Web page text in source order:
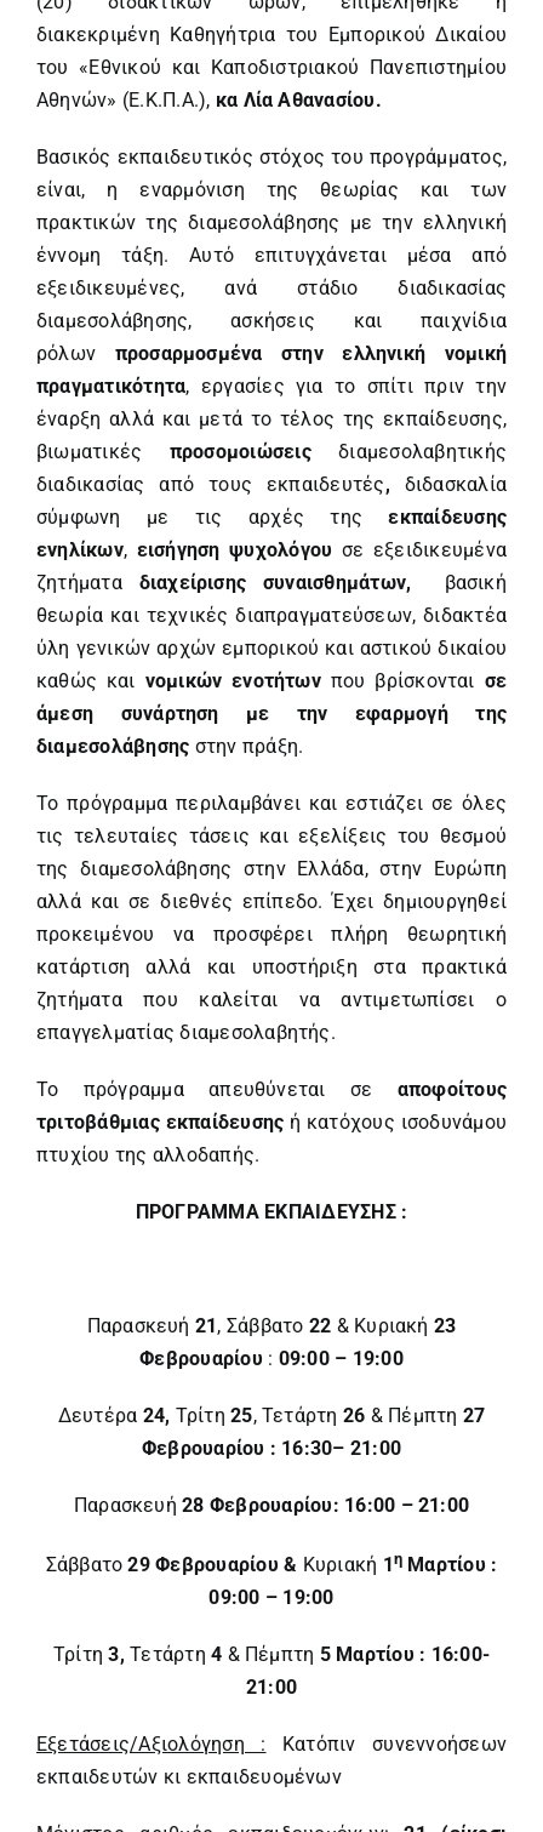
διακεκριμένη Καθηγήτρια του Εμπορικού Δικαίου
του «Εθνικού και Καποδιστριακού Πανεπιστημίου
Αθηνών» (Ε.Κ.Π.Α.), κα Λία Αθανασίου.
Βασικός εκπαιδευτικός στόχος του προγράμματος,
είναι, η εναρμόνιση της θεωρίας και των
πρακτικών της διαμεσολάβησης με την ελληνική
έννομη τάξη. Αυτό επιτυγχάνεται μέσα από
εξειδικευμένες, ανά στάδιο διαδικασίας
διαμεσολάβησης, ασκήσεις και παιχνίδια
ρόλων προσαρμοσμένα στην ελληνική νομική
πραγματικότητα, εργασίες για το σπίτι πριν την
έναρξη αλλά και μετά το τέλος της εκπαίδευσης,
βιωματικές προσομοιώσειςδιαμεσολαβητικής
διαδικασίας από τους εκπαιδευτές, διδασκαλία
σύμφωνη με τις αρχές τηςεκπαίδευσης
ενηλίκων, εισήγηση ψυχολόγου σε εξειδικευμένα
ζητήματα διαχείρισης συναισθημάτων, βασική
θεωρία και τεχνικές διαπραγματεύσεων, διδακτέα
ύλη γενικών αρχών εμπορικού και αστικού δικαίου
καθώς και νομικών ενοτήτωνπου βρίσκονται σε
άμεση συνάρτηση με την εφαρμογή της
διαμεσολάβησης στην πράξη.
Το πρόγραμμα περιλαμβάνει και εστιάζει σε όλες
τις τελευταίες τάσεις και εξελίξεις του θεσμού
της διαμεσολάβησης στην Ελλάδα, στην Ευρώπη
αλλά και σε διεθνές επίπεδο. Έχει δημιουργηθεί
προκειμένου να προσφέρει πλήρη θεωρητική
κατάρτιση αλλά και υποστήριξη στα πρακτικά
ζητήματα που καλείται να αντιμετωπίσει ο
επαγγελματίας διαμεσολαβητής.
Το πρόγραμμα απευθύνεται σε αποφοίτους
τριτοβάθμιας εκπαίδευσης ή κατόχους ισοδυνάμου
πτυχίου της αλλοδαπής.
ΠΡΟΓΡΑΜΜΑ ΕΚΠΑΙΔΕΥΣΗΣ :
Παρασκευή 21, Σάββατο 22 & Κυριακή 23
Φεβρουαρίου : 09:00 – 19:00
Δευτέρα 24, Τρίτη25, Τετάρτη 26 & Πέμπτη 27
Φεβρουαρίου : 16:30– 21:00
Παρασκευή28 Φεβρουαρίου: 16:00 – 21:00
Σάββατο29 Φεβρουαρίου & Κυριακή 1η Μαρτίου :
09:00 – 19:00
Τρίτη3,Τετάρτη4 & Πέμπτη 5 Μαρτίου : 16:00-
21:00
Εξετάσεις/Αξιολόγηση : Κατόπιν συνεννοήσεων
εκπαιδευτών κι εκπαιδευομένων